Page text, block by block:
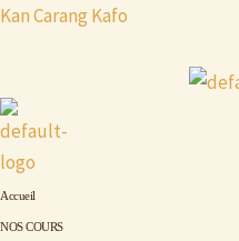
Aller
Kan Carang Kafo
Accueil
NOS COURS